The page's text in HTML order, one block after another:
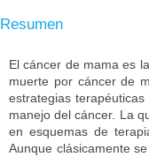
Resumen
El cáncer de mama es
muerte por cáncer de
estrategias
manejo del cáncer. La
en esquemas de
Aunque clásicamente